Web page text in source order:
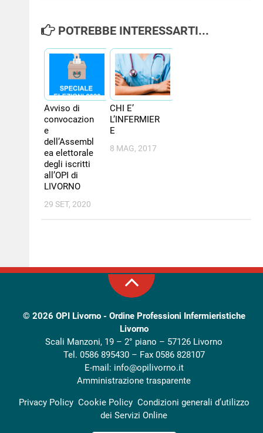
POTREBBE INTERESSARTI...
Avviso di
convocazion
e
dell’Assembl
ea elettorale
degli iscritti
all’OPI di
LIVORNO
29 SET, 2020
CHI E’
L’INFERMIER
E
8 MAG, 2017
© 2026 OPI Livorno - Ordine Professioni Infermieristiche
Livorno
Scali Manzoni, 19 – 2° piano – 57126 Livorno
Tel. 0586 895430 – Fax 0586 828107
E-mail: info@opilivorno.it
Amministrazione trasparente
Privacy Policy Cookie Policy Condizioni generali d’utilizzo
dei Servizi Online